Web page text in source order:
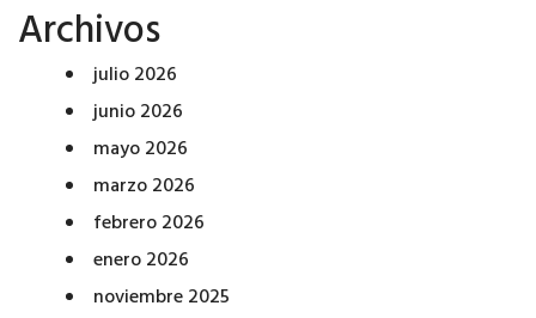
Archivos
julio 2026
junio 2026
mayo 2026
marzo 2026
febrero 2026
enero 2026
noviembre 2025